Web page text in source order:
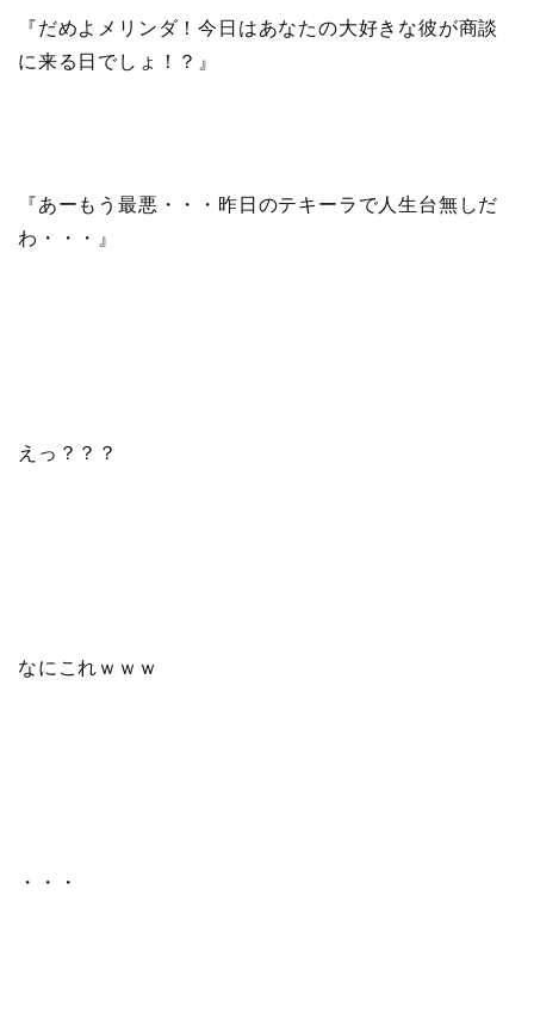
『だめよメリンダ！今日はあなたの大好きな彼が商談
に来る日でしょ！？』
『あーもう最悪・・・昨日のテキーラで人生台無しだ
わ・・・』
えっ？？？
なにこれｗｗｗ
・・・